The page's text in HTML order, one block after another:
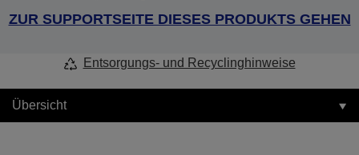
ZUR SUPPORTSEITE DIESES PRODUKTS GEHEN
Entsorgungs- und Recyclinghinweise
Übersicht